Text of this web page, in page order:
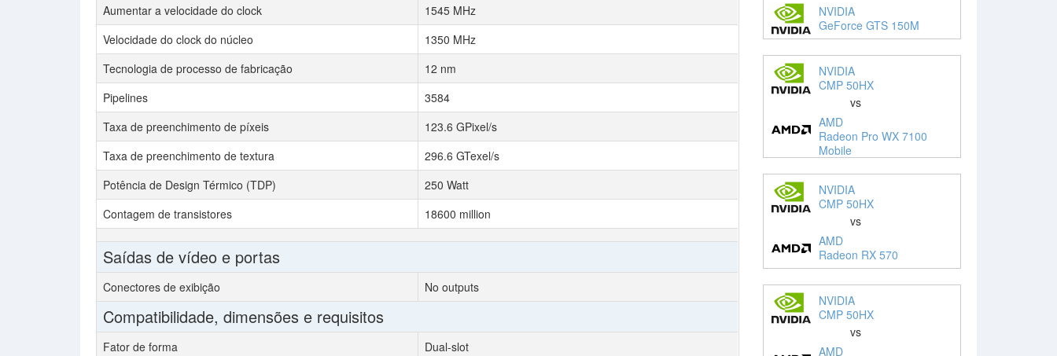
Aumentar a velocidade do clock
1545 MHz
Velocidade do clock do núcleo
1350 MHz
Tecnologia de processo de fabricação
12 nm
Pipelines
3584
Taxa de preenchimento de píxeis
123.6 GPixel/s
Taxa de preenchimento de textura
296.6 GTexel/s
Potência de Design Térmico (TDP)
250 Watt
Contagem de transistores
18600 million
Saídas de vídeo e portas
Conectores de exibição No outputs
Compatibilidade, dimensões e requisitos
Fator de forma
Dual-slot
NVIDIA
GeForce GTS 150M
NVIDIA
CMP 50HX
vs
AMD
Radeon Pro WX 7100
Mobile
NVIDIA
CMP 50HX
vs
AMD
Radeon RX 570
NVIDIA
CMP 50HX
vs
AMD